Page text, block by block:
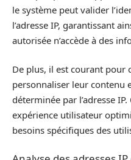
le système peut valider
l’adresse IP, garantissant
autorisée n’accède à des
De plus, il est courant pour
personnaliser leur contenu
déterminée par l’adresse
expérience utilisateur
besoins spécifiques des